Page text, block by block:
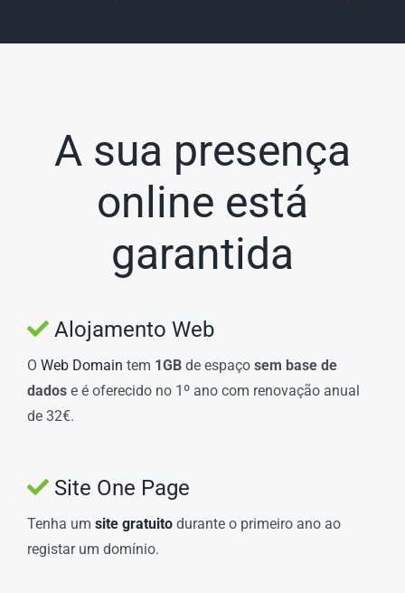
A sua presença
online está
garantida
Alojamento Web
O Web Domain tem 1GBde espaço sem base de
dadose é oferecido no 1º ano com renovação anual
de 32€.
Site One Page
Tenha um site gratuitodurante o primeiro ano ao
registar um domínio.